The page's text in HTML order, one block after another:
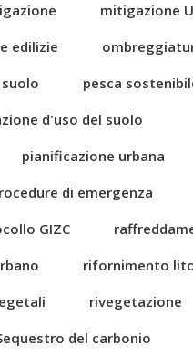
mitigazione
edilizie
pesca
d'uso del suolo
pianificazione urbana
di emergenza
GIZC
rifornimento
rivegetazione
del carbonio